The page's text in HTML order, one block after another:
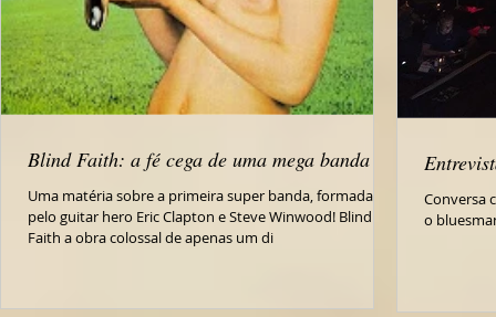
Blind Faith: a fé cega de uma mega banda
Uma matéria sobre a primeira super banda, formada
pelo guitar hero Eric Clapton e Steve Winwood! Blind
Faith a obra colossal de apenas um di
Conversa
o